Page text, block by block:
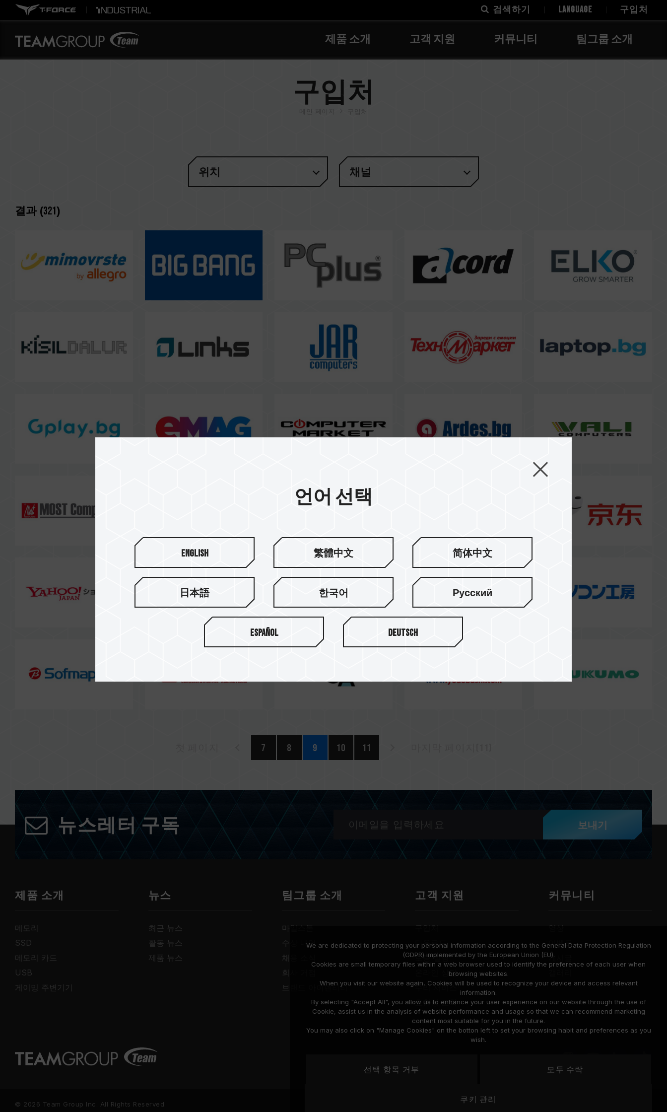
검색하기 LANGUAGE 구입처
제품 소개 고객 지원 커뮤니티 팀그룹 소개
구입처
위치 채널
결과 (321)
7 8 9 10 11
뉴스레터 구독 보내기
제품 소개
메모리
SSD
메모리 카드
USB
게이밍 주변기기
뉴스
최근 뉴스
활동 뉴스
제품 뉴스
팀그룹 소개
마일스톤
수상 내역
채용 소식
회사 거점
브랜드 아이덴티티
고객 지원
구입처
다운로드
보증 설명
온라인 상담
수리 서비스
호환성 조회
커뮤니티
영상
이벤트
게시글
© 2026 Team Group Inc. All Rights Reserved. Cookie Policy
언어 선택
English 繁體中文 简体中文
日本語 한국어 Русский
Español Deutsch
We are dedicated to protecting your personal information according to the General Data Protection Regulation
(GDPR) implemented by the European Union (EU).
Cookies are small temporary files within a web browser used to identify the preference of each user when
browsing websites.
When you visit our website again, Cookies will be used to recognize your device and access relevant
information.
By selecting "Accept All", you allow us to enhance your user experience on our website through the use of
Cookie, assist us in the analysis of website performance and usage so that we can recommend marketing
content most suitable for you in the future.
You may also click on "Manage Cookies" on the botton left to set your browsing habit and preferences as you
wish.
선택 항목 거부 모두 수락
쿠키 관리